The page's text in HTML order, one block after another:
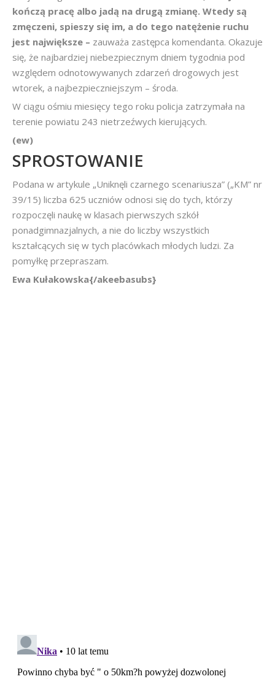
kończą pracę albo jadą na drugą zmianę. Wtedy są
zmęczeni, spieszy się im, a do tego natężenie ruchu
jest największe – zauważa zastępca komendanta. Okazuje
się, że najbardziej niebezpiecznym dniem tygodnia pod
względem odnotowywanych zdarzeń drogowych jest
wtorek, a najbezpieczniejszym – środa.
W ciągu ośmiu miesięcy tego roku policja zatrzymała na
terenie powiatu 243 nietrzeźwych kierujących.
(ew)
SPROSTOWANIE
Podana w artykule „Uniknęli czarnego scenariusza” („KM” nr
39/15) liczba 625 uczniów odnosi się do tych, którzy
rozpoczęli naukę w klasach pierwszych szkół
ponadgimnazjalnych, a nie do liczby wszystkich
kształcących się w tych placówkach młodych ludzi. Za
pomyłkę przepraszam.
Ewa Kułakowska{/akeebasubs}